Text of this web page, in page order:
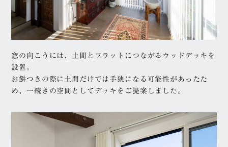
窓の向こうには、土間とフラットにつながるウッドデッキを
設置。
お餅つきの際に土間だけでは手狭になる可能性があったた
め、一続きの空間としてデッキをご提案しました。